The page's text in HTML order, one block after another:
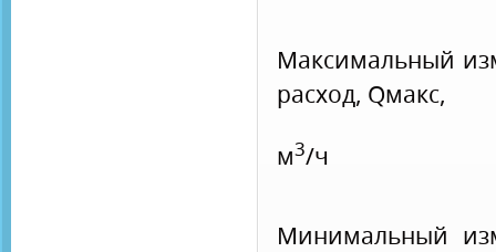
Максимальный
расход, Qмакс,
м3/ч
Минимальный